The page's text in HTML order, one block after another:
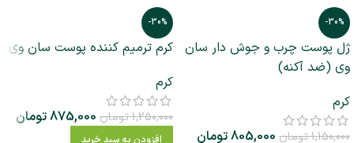
-30%
ژل پوست چرب و جوش دار سان
وی (ضد آکنه)
کرم
1,150,000تومان 805,000تومان
-30%
کرم ترمیم کننده پوست سان وی
کرم
1,250,000تومان 875,000تومان
افزودن به سبد خرید